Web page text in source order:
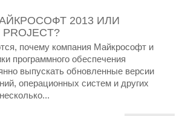
2013 ИЛИ
почему компания Майкрософт и
программного обеспечения
выпускать обновленные версии
операционных систем и других